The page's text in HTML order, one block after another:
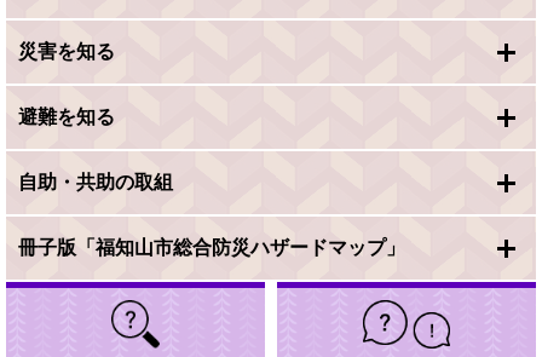
災害を知る
避難を知る
自助・共助の取組
冊子版「福知山市総合防災ハザードマップ」